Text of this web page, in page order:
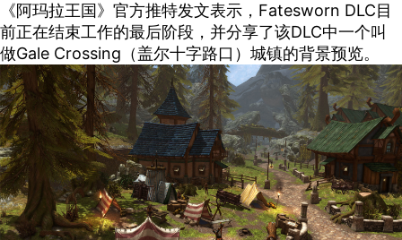
《阿玛拉王国》官方推特发文表示，Fatesworn DLC目
前正在结束工作的最后阶段，并分享了该DLC中一个叫
做Gale Crossing（盖尔十字路口）城镇的背景预览。